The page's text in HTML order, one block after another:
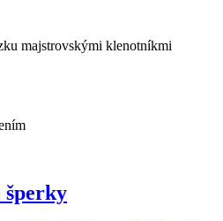
majstrovskými klenotníkmi
šperky